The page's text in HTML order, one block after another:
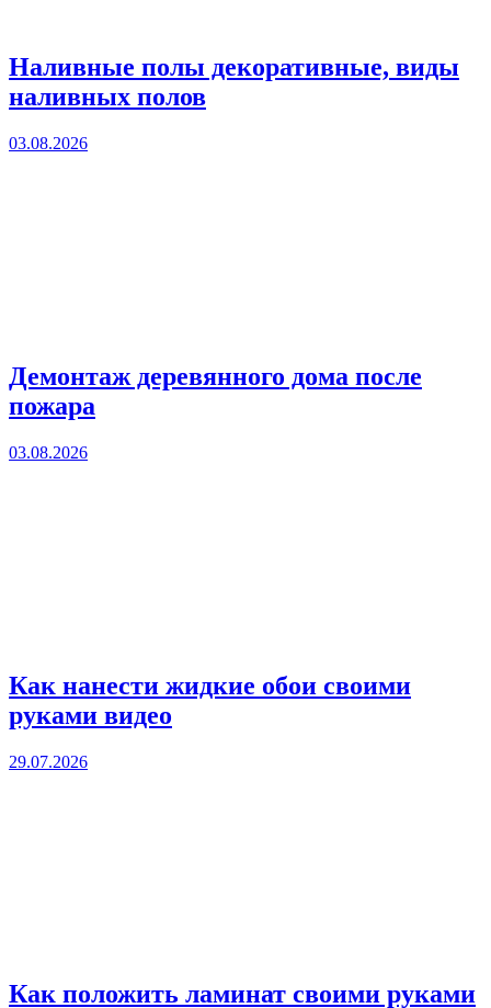
Наливные полы декоративные, виды
наливных полов
03.08.2026
Демонтаж деревянного дома после
пожара
03.08.2026
Как нанести жидкие обои своими
руками видео
29.07.2026
Как положить ламинат своими руками